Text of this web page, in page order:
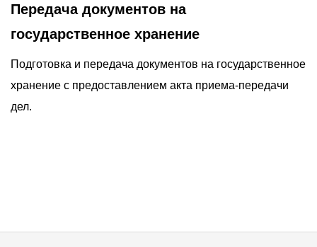
Передача документов на
государственное хранение
Подготовка и передача документов на государственное
хранение с предоставлением акта приема-передачи
дел.